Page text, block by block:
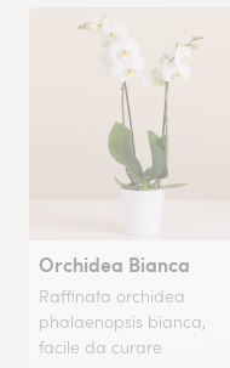
Orchidea Bianca
Raffinata orchidea
phalaenopsis bianca,
facile da curare